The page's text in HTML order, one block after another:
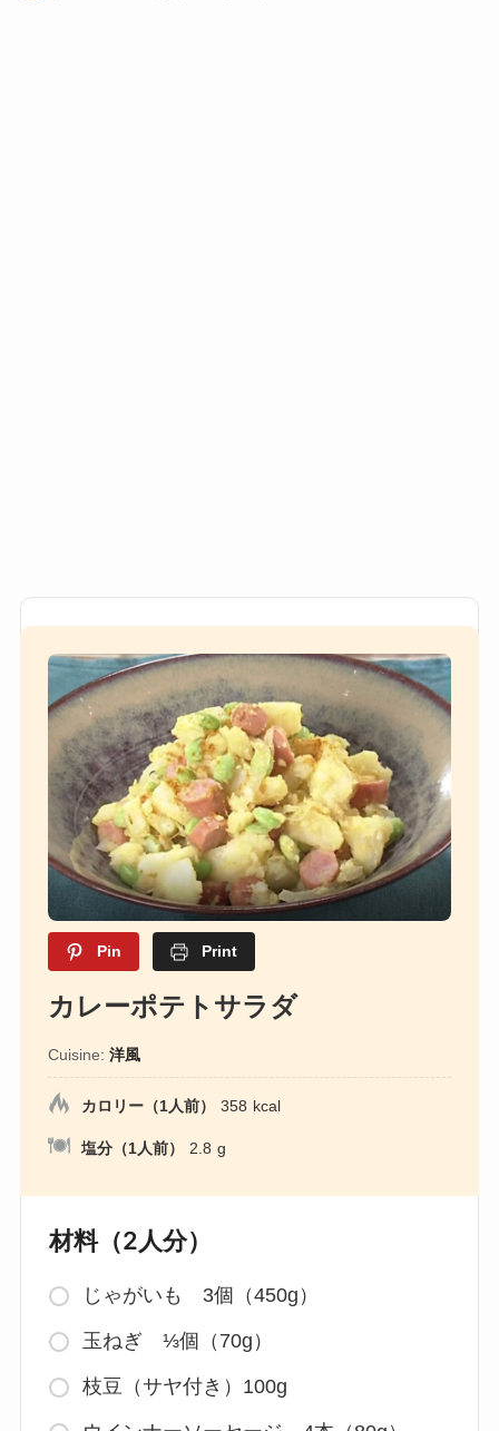
Pin Print
カレーポテトサラダ
Cuisine: 洋風
カロリー（1人前） 358 kcal
塩分（1人前） 2.8 g
材料（2人分）
じゃがいも 3個（450g）
玉ねぎ ⅓個（70g）
枝豆（サヤ付き）100g